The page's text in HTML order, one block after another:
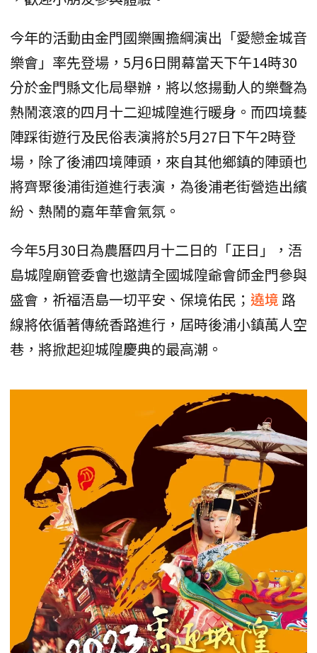
今年的活動由金門國樂團擔綱演出「愛戀金城音
樂會」率先登場，5月6日開幕當天下午14時30
分於金門縣文化局舉辦，將以悠揚動人的樂聲為
熱鬧滾滾的四月十二迎城隍進行暖身。而四境藝
陣踩街遊行及民俗表演將於5月27日下午2時登
場，除了後浦四境陣頭，來自其他鄉鎮的陣頭也
將齊聚後浦街道進行表演，為後浦老街營造出繽
紛、熱鬧的嘉年華會氣氛。
今年5月30日為農曆四月十二日的「正日」，浯
島城隍廟管委會也邀請全國城隍爺會師金門參與
盛會，祈福浯島一切平安、保境佑民； 遶境 路
線將依循著傳統香路進行，屆時後浦小鎮萬人空
巷，將掀起迎城隍慶典的最高潮。